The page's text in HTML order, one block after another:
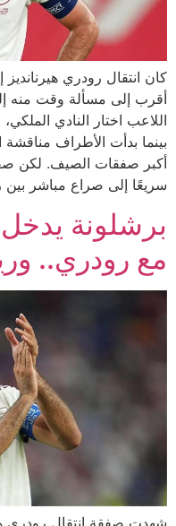
كان انتقال رودري هيرنانديز
أقرب إلى مسألة وقت منه
اللاعب اختار النادي
بينما بدأت الأطراف مناقشة
أكبر صفقات الصيف. لكن
سريعًا إلى صراع مباشر
برشلونة
مع رودري..
شهدت صفقة انتقال رودري